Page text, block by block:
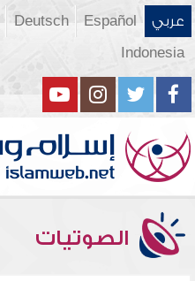
عربي Español
Deutsch
Indonesia
الصوتيات